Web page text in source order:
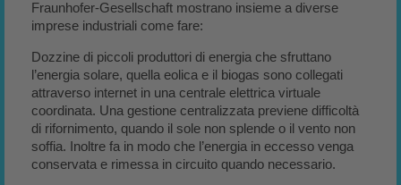
Fraunhofer-Gesellschaft mostrano insieme a diverse
imprese industriali come fare:
Dozzine di piccoli produttori di energia che sfruttano
l’energia solare, quella eolica e il biogas sono collegati
attraverso internet in una centrale elettrica virtuale
coordinata. Una gestione centralizzata previene difficoltà
di rifornimento, quando il sole non splende o il vento non
soffia. Inoltre fa in modo che l’energia in eccesso venga
conservata e rimessa in circuito quando necessario.